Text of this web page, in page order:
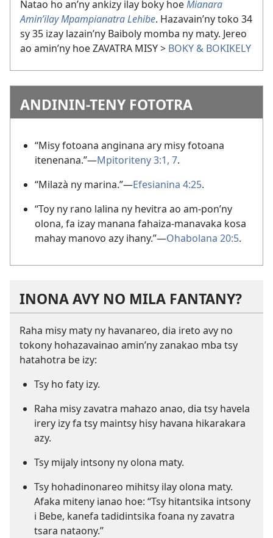
Natao ho an’ny ankizy ilay boky hoeMianara
Amin’ilay Mpampianatra Lehibe. Hazavain’ny toko 34
sy 35 izay lazain’ny Baiboly momba ny maty. Jereo
ao amin’ny hoe ZAVATRA MISY > BOKY & BOKIKELY
ANDININ-TENY FOTOTRA
“Misy fotoana anginana ary misy fotoana
itenenana.”—Mpitoriteny 3:1, 7.
“Milazà ny marina.”—Efesianina 4:25.
“Toy ny rano lalina ny hevitra ao am-pon’ny
olona, fa izay manana fahaiza-manavaka kosa
mahay manovo azy ihany.”—Ohabolana 20:5.
INONA AVY NO MILA FANTANY?
Raha misy maty ny havanareo, dia ireto avy no
tokony hohazavainao amin’ny zanakao mba tsy
hatahotra be izy:
Tsy ho faty izy.
Raha misy zavatra mahazo anao, dia tsy havela
irery izy fa tsy maintsy hisy havana hikarakara
azy.
Tsy mijaly intsony ny olona maty.
Tsy hohadinonareo mihitsy ilay olona maty.
Afaka miteny ianao hoe: “Tsy hitantsika intsony
i Bebe, kanefa tadidintsika foana ny zavatra
tsara nataony.”